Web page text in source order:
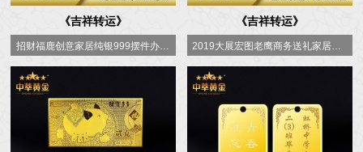
《吉祥转运》
招财福鹿创意家居纯银999摆件办公室装饰
《吉祥转运》
2019大展宏图老鹰商务送礼家居装饰摆件